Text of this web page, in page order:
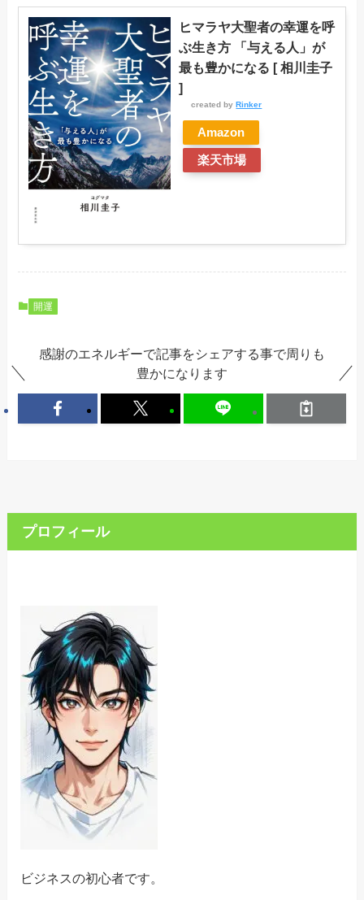
ヒマラヤ大聖者の幸運を呼
ぶ生き方 「与える人」が
最も豊かになる [ 相川圭子
]
created byRinker
Amazon
楽天市場
開運
感謝のエネルギーで記事をシェアする事で周りも
豊かになります
プロフィール
ビジネスの初心者です。